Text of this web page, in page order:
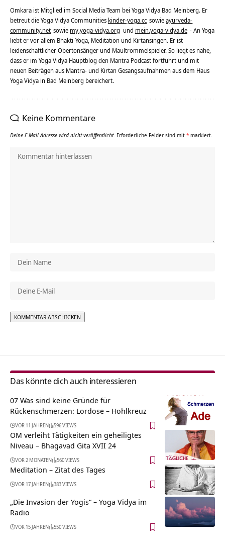
Omkara ist Mitglied im Social Media Team bei Yoga Vidya Bad Meinberg. Er
betreut die Yoga Vidya Communities kinder-yoga.cc sowieayurveda-
community.net sowie my.yoga-vidya.org und mein.yoga-vidya.de - An Yoga
liebt er vor allem Bhakti-Yoga, Meditation und Kirtansingen. Er ist
leidenschaftlicher Obertonsänger und Maultrommelspieler. So liegt es nahe,
dass er im Yoga Vidya Hauptblog den Mantra Podcast fortführt und mit
neuen Beiträgen aus Mantra- und Kirtan Gesangsaufnahmen aus dem Haus
Yoga Vidya in Bad Meinberg bereichert.
Keine Kommentare
Deine E-Mail-Adresse wird nicht veröffentlicht. Erforderliche Felder sind mit * markiert.
Das könnte dich auch interessieren
07 Was sind keine Gründe für
Rückenschmerzen: Lordose – Hohlkreuz
VOR 11 JAHREN 596 VIEWS
OM verleiht Tätigkeiten ein geheiligtes
Niveau – Bhagavad Gita XVII 24
VOR 2 MONATEN 560 VIEWS
Meditation – Zitat des Tages
VOR 17 JAHREN 383 VIEWS
„Die Invasion der Yogis“ – Yoga Vidya im
Radio
VOR 15 JAHREN 550 VIEWS